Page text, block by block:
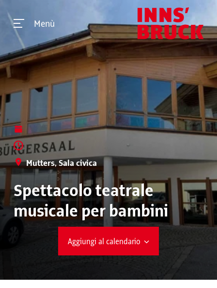
Menù
Mutters, Sala civica
Spettacolo teatrale
musicale per bambini
Aggiungi al calendario